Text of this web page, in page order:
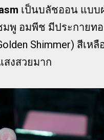
เป็นบลัชออน แบบ
พู อมพีช มีประกายทอ
Shimmer) สีเห
งสวยมาก